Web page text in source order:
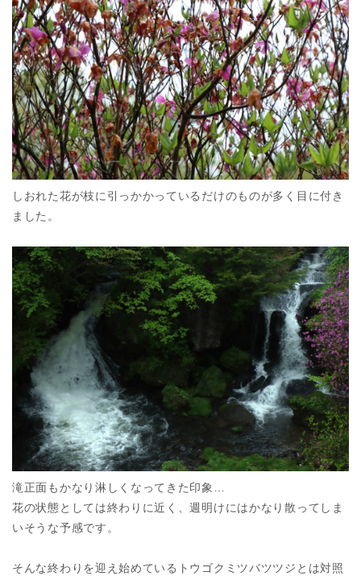
しおれた花が枝に引っかかっているだけのものが多く目に付き
ました。
滝正面もかなり淋しくなってきた印象…
花の状態としては終わりに近く、週明けにはかなり散ってしま
いそうな予感です。
そんな終わりを迎え始めているトウゴクミツバツツジとは対照